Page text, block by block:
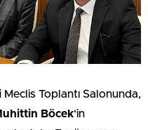
Meclis Toplantı Salonunda,
Böcek‘in